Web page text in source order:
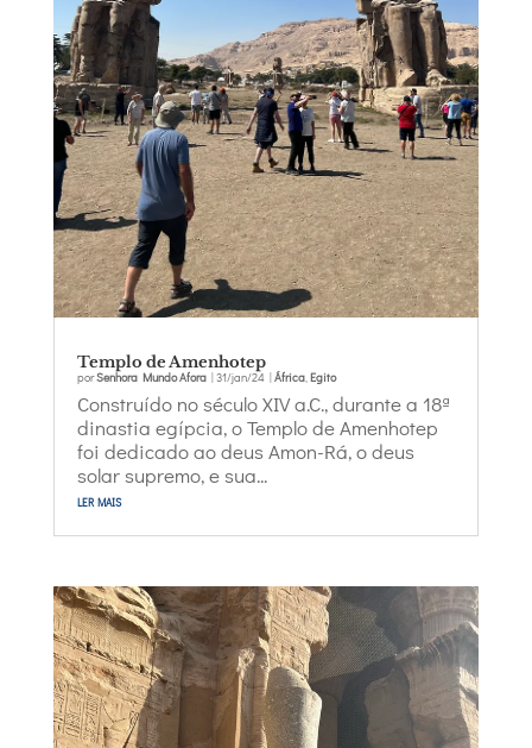
Templo de Amenhotep
porSenhora Mundo Afora| 31/jan/24| África, Egito
Construído no século XIV a.C., durante a 18ª
dinastia egípcia, o Templo de Amenhotep
foi dedicado ao deus Amon-Rá, o deus
solar supremo, e sua...
ler mais